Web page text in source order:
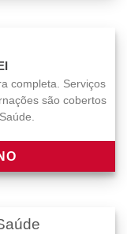
completa. Serviços
são cobertos